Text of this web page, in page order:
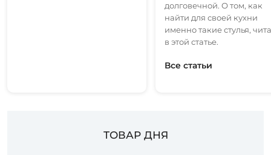
долговечной. О том, как
найти для своей кухни
именно такие стулья,
в этой статье.
Все статьи
ТОВАР ДНЯ